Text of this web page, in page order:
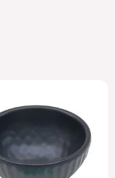
desde
194.11€
hasta
229.58€